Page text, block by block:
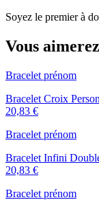
Soyez le premier à
Vous
Bracelet prénom
Bracelet Croix
20,83 €
Bracelet prénom
Bracelet Infini
20,83 €
Bracelet prénom